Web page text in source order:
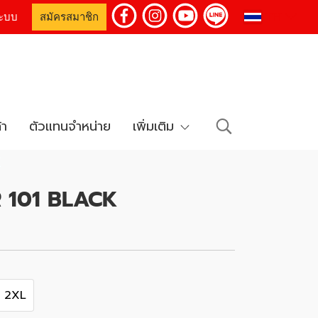
บบ สมัครสมาชิก
ตัวแทนจำหน่าย
เพิ่มเติม
BLACK
2XL